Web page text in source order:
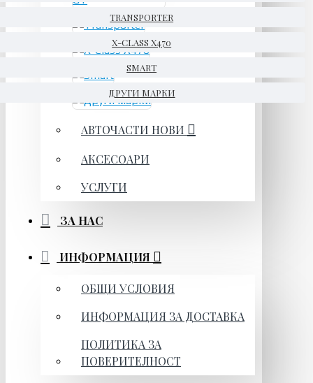
TRANSPORTER
X-CLASS X470
SMART
ДРУГИ МАРКИ
АВТОЧАСТИ НОВИ
АКСЕСОАРИ
УСЛУГИ
ЗА НАС
ИНФОРМАЦИЯ
ОБЩИ УСЛОВИЯ
ИНФОРМАЦИЯ ЗА ДОСТАВКА
ПОЛИТИКА ЗА
ПОВЕРИТЕЛНОСТ